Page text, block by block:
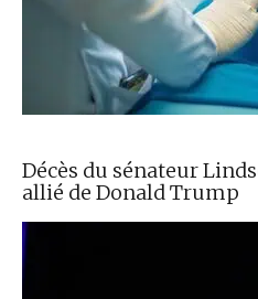
Décès du sénateur
allié de Donald Trump